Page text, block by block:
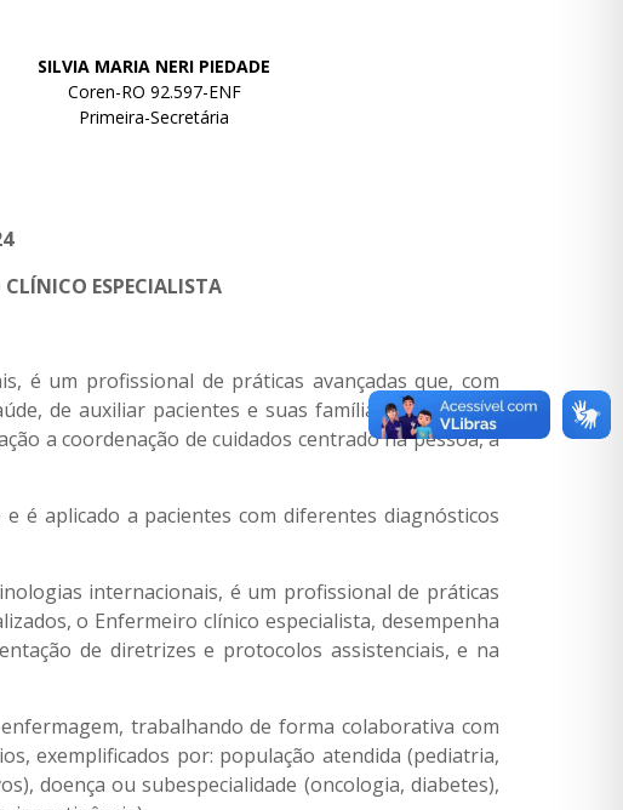
SILVIA MARIA NERI PIEDADE
Coren-RO 92.597-ENF
Primeira-Secretária
CLÍNICO ESPECIALISTA
é um profissional de práticas avançadas que, com
de auxiliar pacientes e suas famílias a enfrentar
a coordenação de cuidados centrado na pessoa, a
é aplicado a pacientes com diferentes diagnósticos
internacionais, é um profissional de práticas
o Enfermeiro clínico especialista, desempenha
de diretrizes e protocolos assistenciais, e na
trabalhando de forma colaborativa com
exemplificados por: população atendida (pediatria,
doença ou subespecialidade (oncologia, diabetes),